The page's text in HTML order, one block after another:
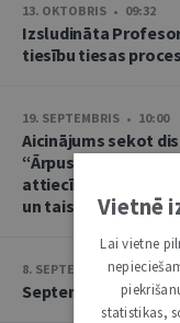
13. OKTOBRIS • 09:32
Izsludināta
tiesību tiesas
19. SEPTEMBRIS • 10:00
Aicinājums sekot
“Ārpustiesas
attiecību
un taisnīga?”
8. SEPTEMBRIS • 13:14
Septembra saruna
Vietnē
Lai vietne
statistikas,